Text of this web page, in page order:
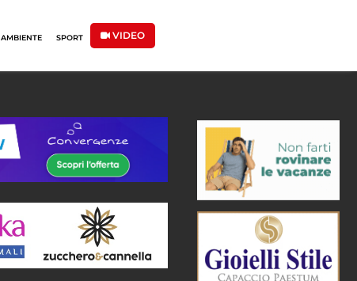
AMBIENTE SPORT VIDEO